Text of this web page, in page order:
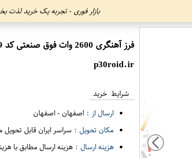
بازار فوری - تجربه یک خرید لذت
فرز آهنگری 2600 وات فوق صنعتی کد 5509 برند آروا
p30roid.ir
شرایط خرید
ارسال از : اصفهان-اصفهان
مکان تحویل : سراسر ایران قابل
هزینه ارسال : هزینه ارسال مطابق با